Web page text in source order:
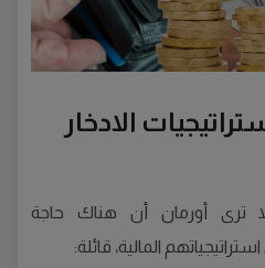
الادخار
ترى أورمان أن هناك حاجة
المالية، قائلة: